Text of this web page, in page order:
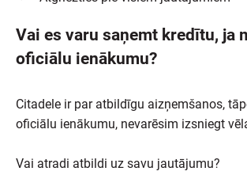
Vai es varu saņemt kredītu, ja
oficiālu ienākumu?
Citadele ir par atbildīgu aizņemšanos,
oficiālu ienākumu, nevarēsim izsniegt
Vai atradi atbildi uz savu jautājumu?